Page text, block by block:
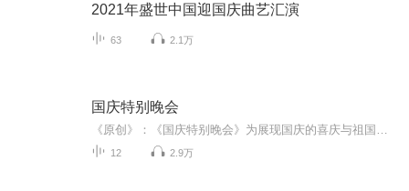
2021年盛世中国迎国庆曲艺汇演
63 2.1万
国庆特别晚会
12 2.9万